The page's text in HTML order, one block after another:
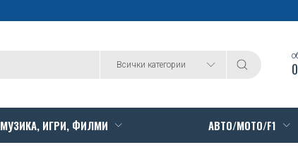
Всички категории
МУЗИКА, ИГРИ, ФИЛМИ АВТО/МОТО/F1